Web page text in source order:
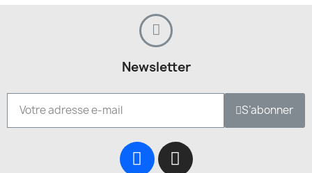
Newsletter
S’abonner